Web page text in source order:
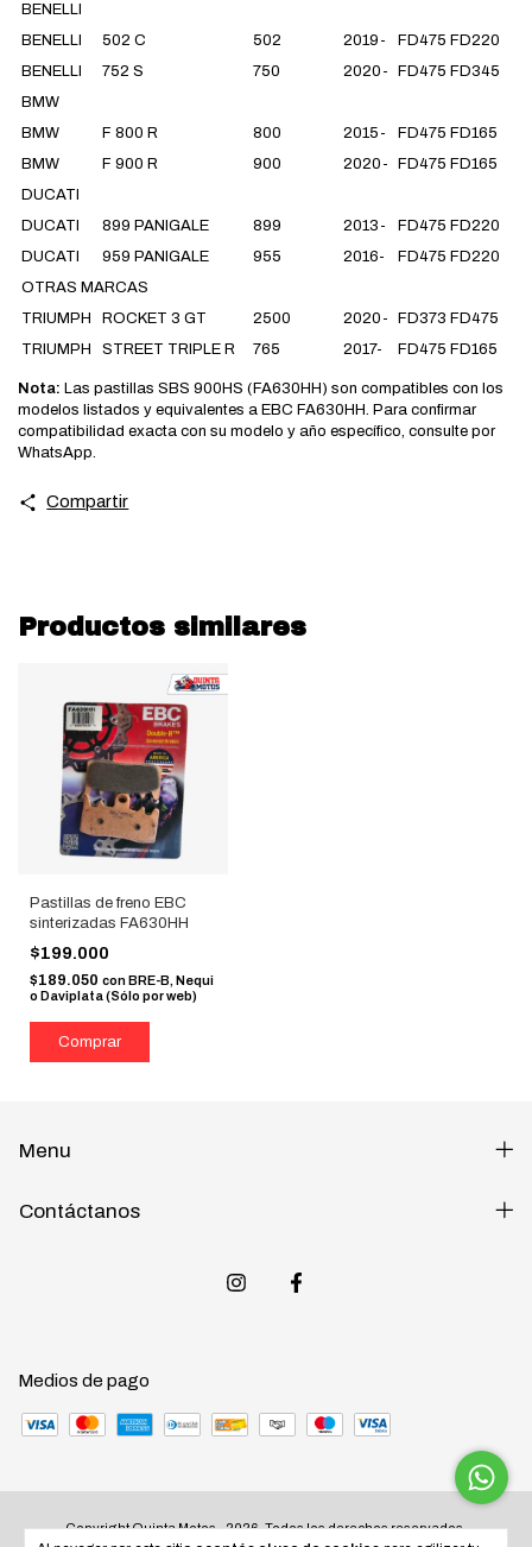
BENELLI
BENELLI
502 C 502 2019-
FD475 FD220
BENELLI
752 S 750 2020-
FD475 FD345
BMW
BMW
F 800 R 800 2015-
FD475 FD165
BMW
F 900 R 900 2020-
FD475 FD165
DUCATI
DUCATI
899 PANIGALE 899 2013-
FD475 FD220
DUCATI
959 PANIGALE 955 2016-
FD475 FD220
OTRAS MARCAS
TRIUMPH
ROCKET 3 GT 2500 2020-
FD373 FD475
TRIUMPH
STREET TRIPLE R 765 2017- FD475 FD165
Nota: Las pastillas SBS 900HS (FA630HH) son compatibles con los
modelos listados y equivalentes a EBC FA630HH. Para confirmar
compatibilidad exacta con su modelo y año específico, consulte por
WhatsApp.
Compartir
Productos similares
Pastillas de freno EBC
sinterizadas FA630HH
$199.000
$189.050 conBRE-B, Nequi
o Daviplata (Sólo por web)
Menu
Contáctanos
Medios de pago
Copyright Quinta Motos - 2026. Todos los derechos reservados.